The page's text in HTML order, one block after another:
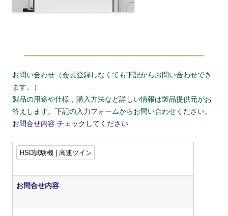
お問い合わせ（会員登録しなくても下記からお問い合わせでき
ます。）
製品の用途や仕様，購入方法など詳しい情報は製品提供元がお
答えします。下記の入力フォームからお問い合わせください。
お問合せ内容 チェックしてください
お問合せ内容